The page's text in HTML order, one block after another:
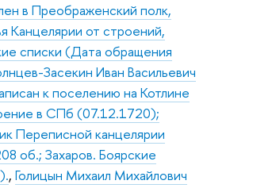
в Преображенский полк,
Канцелярии от строений,
списки (Дата обращения
Засекин Иван Васильевич
к поселению на Котлине
в СПб (07.12.1720);
Переписной канцелярии
об.; Захаров. Боярские
,Голицын Михаил Михайлович